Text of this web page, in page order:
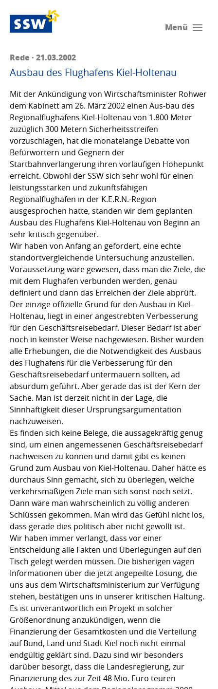
Menü
Rede · 21.03.2002
Ausbau des Flughafens Kiel-Holtenau
Mit der Ankündigung von Wirtschaftsminister Rohwer
dem Kabinett am 26. März 2002 einen Aus-bau des
Regionalflughafens Kiel-Holtenau von 1.800 Meter
zuzüglich 300 Metern Sicherheitsstreifen
vorzuschlagen, hat die monatelange Debatte von
Befürwortern und Gegnern der
Startbahnverlängerung ihren vorläufigen Höhepunkt
erreicht. Obwohl der SSW sich sehr wohl für einen
leistungsstarken und zukunftsfähigen
Regionalflughafen in der K.E.R.N.-Region
ausgesprochen hatte, standen wir dem geplanten
Ausbau des Flughafens Kiel-Holtenau von Beginn an
sehr kritisch gegenüber.
Wir haben von Anfang an gefordert, eine echte
standortvergleichende Untersuchung anzustellen.
Voraussetzung wäre gewesen, dass man die Ziele, die
mit dem Flughafen verbunden werden, genau
definiert und dann das Erreichen der Ziele abprüft.
Der einzige offizielle Grund für den Ausbau in Kiel-
Holtenau, liegt in einer angestrebten Verbesserung
für den Geschäftsreisebedarf. Dieser Bedarf ist aber
noch in keinster Weise nachgewiesen. Bisher wurden
alle Erhebungen, die die Notwendigkeit des Ausbaus
des Flughafens für die Verbesserung für den
Geschäftsreisebedarf untermauern sollten, ad
absurdum geführt. Aber gerade das ist der Kern der
Sache. Man ist derzeit nicht in der Lage, die
Sinnhaftigkeit dieser Ursprungsargumentation
nachzuweisen.
Es finden sich keine Belege, die aussagekräftig genug
sind, um einen angemessenen Geschäftsreisebedarf
nachweisen zu können und damit gibt es keinen
Grund zum Ausbau von Kiel-Holtenau. Daher hätte es
durchaus Sinn gemacht, sich zu überlegen, welche
verkehrsmäßigen Ziele man sich sonst noch setzt.
Dann wäre man wahrscheinlich zu völlig anderen
Schlüssen gekommen. Man wird das Gefühl nicht los,
dass gerade dies politisch aber nicht gewollt ist.
Wir haben immer verlangt, dass vor einer
Entscheidung alle Fakten und Überlegungen auf den
Tisch gelegt werden müssen. Die bisherigen vagen
Informationen über die jetzt angepeilte Lösung, die
uns aus dem Wirtschaftsministerium zur Verfügung
stehen, bestätigen uns in unserer kritischen Haltung.
Es ist unverantwortlich ein Projekt in solcher
Größenordnung anzukündigen, wenn die
Finanzierung der Gesamtkosten und die Verteilung
auf Bund, Land und Stadt Kiel noch nicht einmal
endgültig geklärt sind. Dazu sind wir besonders
darüber besorgt, dass die Landesregierung, zur
Finanzierung des zur Zeit 48 Mio. Euro teuren